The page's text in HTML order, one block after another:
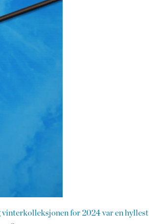
vinterkolleksjonen for 2024 var en hyllest